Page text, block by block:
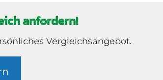
anfordern!
Vergleichsangebot.